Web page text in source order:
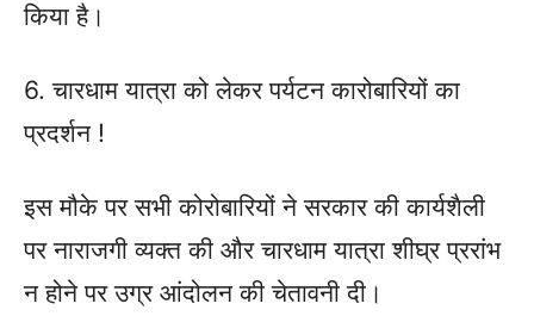
किया है।
6. चारधाम यात्रा को लेकर पर्यटन कारोबारियों का
प्रदर्शन !
इस मौके पर सभी कोरोबारियों ने सरकार की कार्यशैली
पर नाराजगी व्यक्त की और चारधाम यात्रा शीघ्र प्ररांभ
न होने पर उग्र आंदोलन की चेतावनी दी।